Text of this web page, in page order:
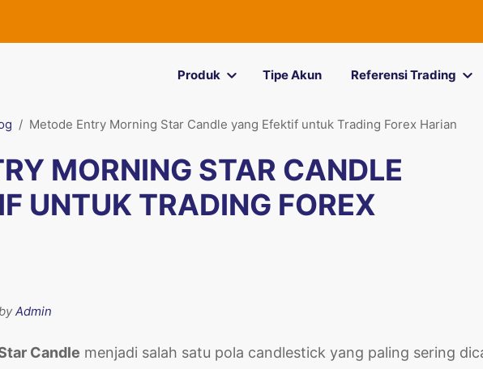
Produk Tipe Akun Referensi Trading
Metode Entry Morning Star Candle yang Efektif untuk Trading Forex Harian
MORNING STAR CANDLE
UNTUK TRADING FOREX
Admin
Candle menjadi salah satu pola candlestick yang paling sering